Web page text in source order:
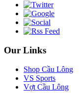
Our Links
Shop Cầu Lông
VS Sports
Vợt Cầu Lông